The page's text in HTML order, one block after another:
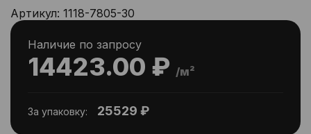
Артикул: 1118-7805-30
14423.00 ₽ /м²
Наличие по запросу
За упаковку: 25529 ₽